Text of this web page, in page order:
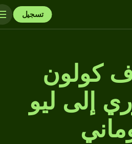
تسجيل
كولون
إلى ليو